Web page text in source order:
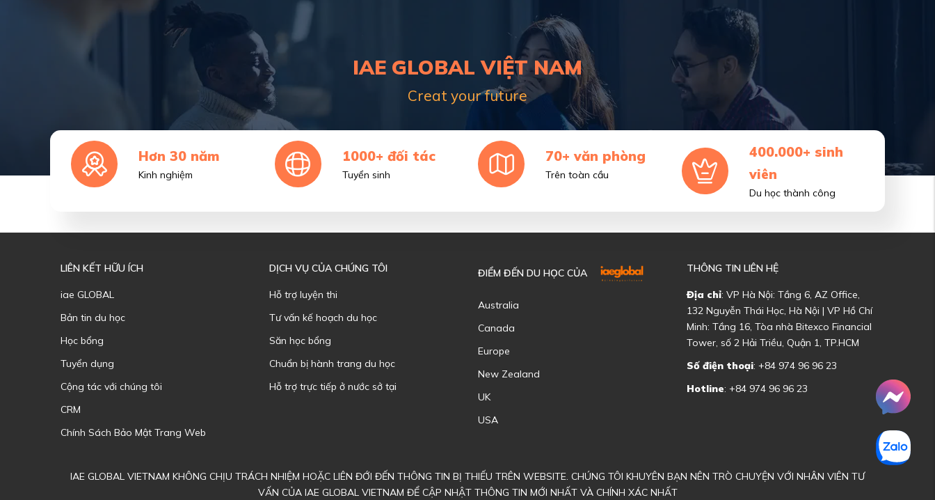
IAE GLOBAL VIỆT NAM
Creat your future
Hơn 30 năm
Kinh nghiệm
1000+ đối tác
Tuyển sinh
70+ văn phòng
Trên toàn cầu
400.000+ sinh
viên
Du học thành công
LIÊN KẾT HỮU ÍCH
iae GLOBAL
Bản tin du học
Học bổng
Tuyển dụng
Cộng tác với chúng tôi
CRM
Chính Sách Bảo Mật Trang Web
DỊCH VỤ CỦA CHÚNG TÔI
Hỗ trợ luyện thi
Tư vấn kế hoạch du học
Săn học bổng
Chuẩn bị hành trang du học
Hỗ trợ trực tiếp ở nước sở tại
ĐIỂM ĐẾN DU HỌC CỦA
Australia
Canada
Europe
New Zealand
UK
USA
THÔNG TIN LIÊN HỆ
Địa chỉ: VP Hà Nội: Tầng 6, AZ Office,
132 Nguyễn Thái Học, Hà Nội | VP Hồ Chí
Minh: Tầng 16, Tòa nhà Bitexco Financial
Tower, số 2 Hải Triều, Quận 1, TP.HCM
Số điện thoại: +84 974 96 96 23
Hotline: +84 974 96 96 23
IAE GLOBAL VIETNAM KHÔNG CHỊU TRÁCH NHIỆM HOẶC LIÊN ĐỚI ĐẾN THÔNG TIN BỊ THIẾU TRÊN WEBSITE. CHÚNG TÔI KHUYÊN BẠN NÊN TRÒ CHUYỆN VỚI NHÂN VIÊN TƯ
VẤN CỦA IAE GLOBAL VIETNAM ĐỂ CẬP NHẬT THÔNG TIN MỚI NHẤT VÀ CHÍNH XÁC NHẤT